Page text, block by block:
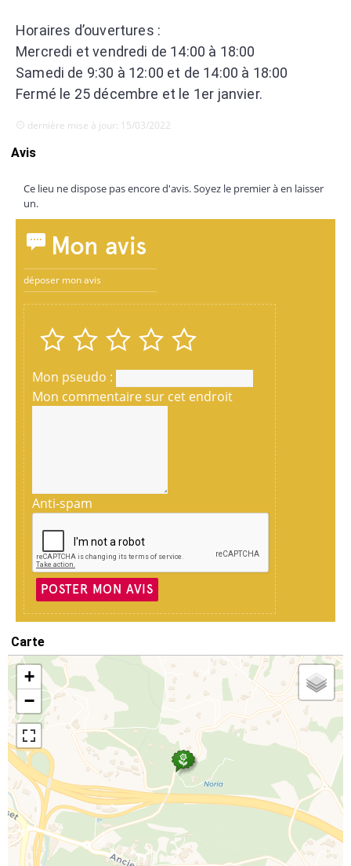
Horaires d’ouvertures :
Mercredi et vendredi de 14:00 à 18:00
Samedi de 9:30 à 12:00 et de 14:00 à 18:00
Fermé le 25 décembre et le 1er janvier.
dernière mise à jour: 15/03/2022
Avis
Ce lieu ne dispose pas encore d'avis. Soyez le premier à en laisser
un.
Mon avis
déposer mon avis
Mon pseudo :
Mon commentaire sur cet endroit
Anti-spam
POSTER MON AVIS
Carte
+
−